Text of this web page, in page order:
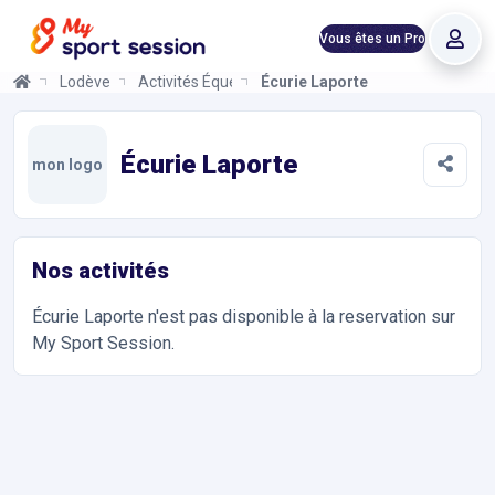
Vous êtes un Pro
Lodève Activités ÉquestresÉcurie Laporte
mon logo Écurie Laporte
Nos activités
Écurie Laporte n'est pas disponible à la reservation sur
My Sport Session.